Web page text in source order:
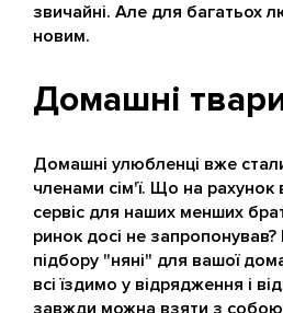
звичайні. Але для багатьох
новим.
Домашні
Домашні улюбленці вже
членами сім'ї. Що на рахунок
сервіс для наших менших
ринок досі не запропонував?
підбору "няні" для вашої
всі їздимо у відрядження і
завжди можна взяти з